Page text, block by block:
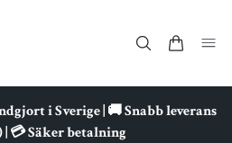
i Sverige | 🚚 Snabb leverans
| 💳 Säker betalning